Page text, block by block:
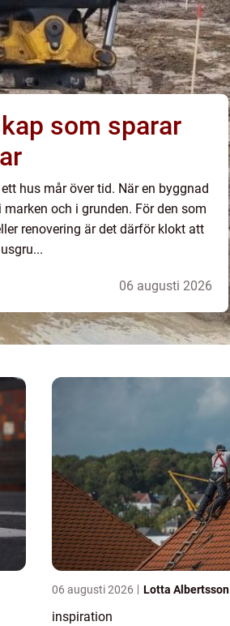
som sparar
hus mår över tid. När en byggnad
och i grunden. För den som
renovering är det därför klokt att
06 augusti 2026
06 augusti 2026 Lotta Albertsson
inspiration